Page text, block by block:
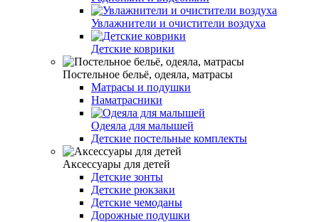
Увлажнители и очистители воздуха
Детские коврики
Постельное бельё, одеяла, матрасы
Матрасы и подушки
Наматрасники
Одеяла для малышей
Детские постельные комплекты
Аксессуары для детей
Детские зонты
Детские рюкзаки
Детские чемоданы
Дорожные подушки